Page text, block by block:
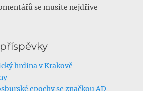
se musíte nejdříve
hrdina v Krakově
epochy se značkou AD